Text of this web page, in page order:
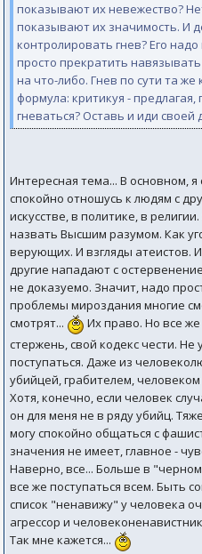
показывают их невежество?
показывают их значимость. И
контролировать гнев? Его
просто прекратить
на что-либо. Гнев по сути та
формула: критикуя -
гневаться? Оставь и иди своей
Интересная тема... В основном,
спокойно отношусь к людям с
искусстве, в политике, в
назвать Высшим разумом. Как
верующих. И взгляды атеистов.
другие нападают с
не доказуемо. Значит, надо
проблемы мироздания многие
смотрят...
Их право. Но все
стержень, свой кодекс чести. Не
поступаться. Даже из
убийцей, грабителем,
Хотя, конечно, если человек
он для меня не в ряду убийц.
могу спокойно общаться с
значения не имеет, главное -
Наверно, все... Больше в
все же поступаться всем. Быть
список "ненавижу" у человека
агрессор и
Так мне кажется...